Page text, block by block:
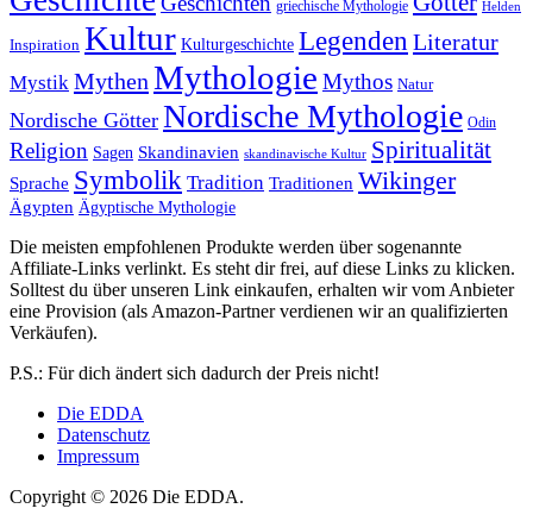
griechische Mythologie Helden
Inspiration Kultur Kulturgeschichte Legenden Literatur
Mystik Mythen Mythologie Mythos Natur
Nordische Götter Nordische Mythologie Odin
Religion Sagen Skandinavien skandinavische Kultur Spiritualität
Sprache Symbolik Tradition Traditionen Wikinger
Ägypten Ägyptische Mythologie
Die meisten empfohlenen Produkte werden über sogenannte
Affiliate-Links verlinkt. Es steht dir frei, auf diese Links zu klicken.
Solltest du über unseren Link einkaufen, erhalten wir vom Anbieter
eine Provision (als Amazon-Partner verdienen wir an qualifizierten
Verkäufen).
P.S.: Für dich ändert sich dadurch der Preis nicht!
Die EDDA
Datenschutz
Impressum
Copyright © 2026 Die EDDA.